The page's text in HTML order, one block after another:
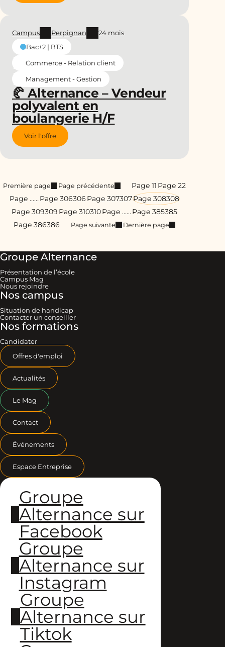
🥐 Alternance – Vendeur
polyvalent en
boulangerie H/F
Campus Perpignan
24 mois
Bac+2 | BTS
Commerce - Relation client
Management - Gestion
Voir l'offre
Première page Page précédente Page 11 Page 22
Page ……Page 306306 Page 307307Page 308308
Page 309309 Page 310310Page ……Page 385385
Page 386386 Page suivante Dernière page
Groupe Alternance
Présentation de l’école
Campus Mag
Nous rejoindre
Nos campus
Situation de handicap
Contacter un conseiller
Nos formations
Candidater
Offres d'emploi
Actualités
Le Mag
Contact
Événements
Espace Entreprise
Groupe
Alternance sur
Facebook
Groupe
Alternance sur
Instagram
Groupe
Alternance sur
Tiktok